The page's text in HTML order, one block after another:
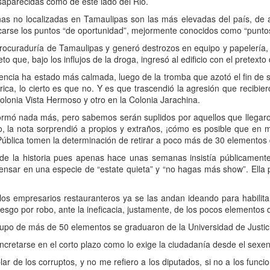
no localizadas en Tamaulipas son las más elevadas del país,
los puntos “de oportunidad”, mejormente conocidos como
de Tamaulipas y generó destrozos en equipo y
que, bajo los influjos de la droga, ingresó al edificio con el
ha estado más calmada, luego de la tromba que azotó el fin
lo cierto es que no. Y es que trascendió la agresión que
Vista Hermoso y otro en la Colonia Jarachina.
nada más, pero sabemos serán suplidos por aquellos que
la nota sorprendió a propios y extraños, ¡cómo es posible que en
tomen la determinación de retirar a poco más de 30
la historia pues apenas hace unas semanas insistía
en una especie de “estate quieta” y “no hagas más show”.
empresarios restauranteros ya se las andan ideando para
por robo, ante la ineficacia, justamente, de los pocos
de más de 50 elementos se graduaron de la Universidad de
en el corto plazo como lo exige la ciudadanía desde el
de los corruptos, y no me refiero a los diputados, si no a los